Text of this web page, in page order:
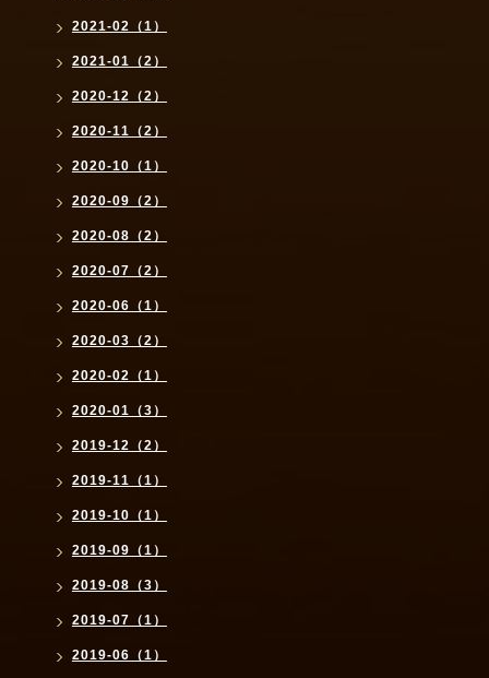
2021-02（1）
2021-01（2）
2020-12（2）
2020-11（2）
2020-10（1）
2020-09（2）
2020-08（2）
2020-07（2）
2020-06（1）
2020-03（2）
2020-02（1）
2020-01（3）
2019-12（2）
2019-11（1）
2019-10（1）
2019-09（1）
2019-08（3）
2019-07（1）
2019-06（1）